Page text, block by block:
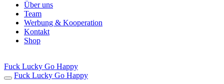
Über uns
Team
Werbung & Kooperation
Kontakt
Shop
Fuck Lucky Go Happy
Fuck Lucky Go Happy